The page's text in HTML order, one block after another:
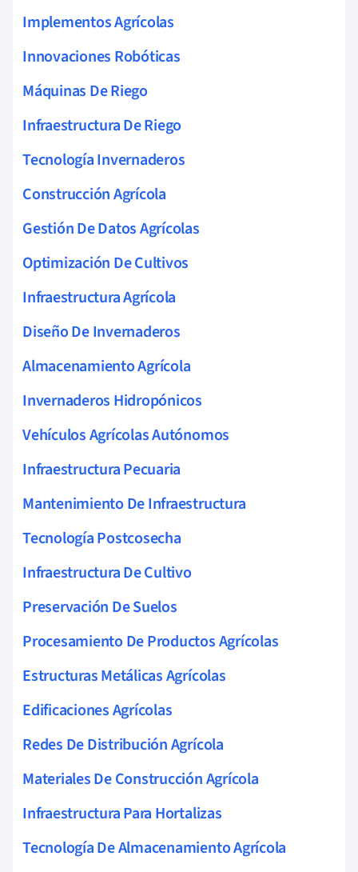
Implementos Agrícolas
Innovaciones Robóticas
Máquinas De Riego
Infraestructura De Riego
Tecnología Invernaderos
Construcción Agrícola
Gestión De Datos Agrícolas
Optimización De Cultivos
Infraestructura Agrícola
Diseño De Invernaderos
Almacenamiento Agrícola
Invernaderos Hidropónicos
Vehículos Agrícolas Autónomos
Infraestructura Pecuaria
Mantenimiento De Infraestructura
Tecnología Postcosecha
Infraestructura De Cultivo
Preservación De Suelos
Procesamiento De Productos Agrícolas
Estructuras Metálicas Agrícolas
Edificaciones Agrícolas
Redes De Distribución Agrícola
Materiales De Construcción Agrícola
Infraestructura Para Hortalizas
Tecnología De Almacenamiento Agrícola